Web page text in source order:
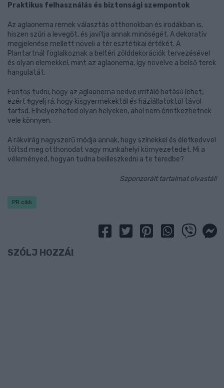
Praktikus felhasználás és biztonsági szempontok
Az aglaonema remek választás otthonokban és irodákban is,
hiszen szűri a levegőt, és javítja annak minőségét. A dekoratív
megjelenése mellett növeli a tér esztétikai értékét. A
Plantartnál foglalkoznak a beltéri zölddekorációk tervezésével
és olyan elemekkel, mint az aglaonema, így növelve a belső terek
hangulatát.
Fontos tudni, hogy az aglaonema nedve irritáló hatású lehet,
ezért figyelj rá, hogy kisgyermekektől és háziállatoktól távol
tartsd. Elhelyezheted olyan helyeken, ahol nem érintkezhetnek
vele könnyen.
A rákvirág nagyszerű módja annak, hogy színekkel és életkedvvel
töltsd meg otthonodat vagy munkahelyi környezetedet. Mi a
véleményed, hogyan tudna beilleszkedni a te teredbe?
Szponzorált tartalmat olvastál!
PR cikk
SZÓLJ HOZZÁ!